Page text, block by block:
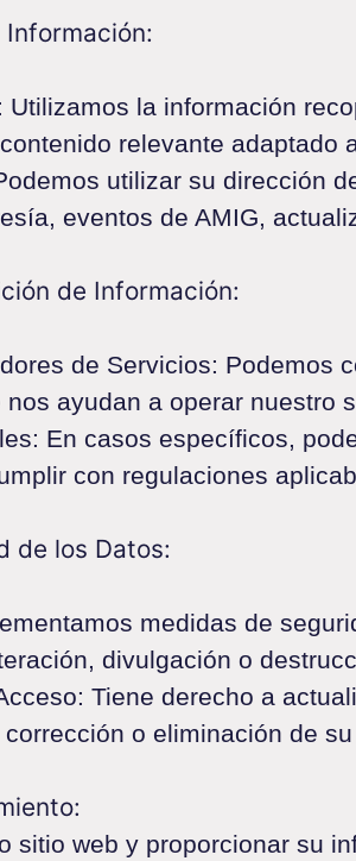
Información:
Utilizamos la información
relevante adaptado
utilizar su dirección
eventos de AMIG,
de Información:
de Servicios: Podemos
ayudan a operar nuestro
En casos específicos,
con regulaciones
de los Datos:
medidas de
divulgación o
Tiene derecho a
o eliminación de
sitio web y proporcionar su